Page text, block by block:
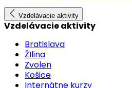
Vzdelávacie aktivity
Vzdelávacie aktivity
Bratislava
ŽIlina
Zvolen
Košice
Internátne kurzy